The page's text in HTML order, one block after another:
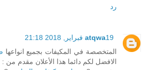
رد
atqwa19 فبراير, 2018 21:18
المتخصصة في المكيفات بجميع انواعها
الافضل لكم دائما هذا الأعلان مقدم من :